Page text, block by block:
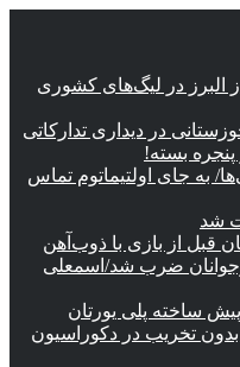
البرز در لیگ‌های کشوری
در دیداری تدارکاتی
بسته!
به جای اولتیماتوم تماس
شد
قبل از بازی با ذوب‌آهن
ضرب شد/اسمعلی
پیش ساخته پلی یورتان
تخریب در دکوراسیون